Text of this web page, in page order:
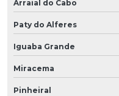
Arraial do Cabo
Paty do Alferes
Iguaba Grande
Miracema
Pinheiral